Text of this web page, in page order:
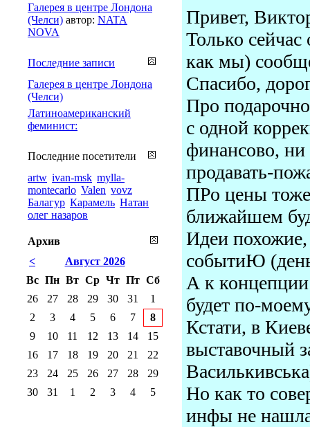
Привет,
Только
как мы)
Спасибо,
Про
с одной
финансово,
продавать-
ПРо цены
ближайшем
Идеи похожие,
событиЮ
А к концепции
будет по-
Кстати, в
выставочный
Но как то
инфы не
Галерея в центре Лондона
(Челси) автор: NATA
NOVA
Последние записи
Галерея в центре Лондона
(Челси)
Латиноамериканский
феминист:
Последние посетители
artw ivan-msk mylla-
montecarlo Valen vovz
Балагур Карамель Натан
олег назаров
Архив
<
Август 2026
Вс Пн Вт Ср Чт Пт Сб
26
27 28 29 30 31
1
2
3 4 5 6 7
8
9
10 11 12 13 14
15
16
17 18 19 20 21
22
23
24 25 26 27 28
29
30
31 1 2 3 4 5